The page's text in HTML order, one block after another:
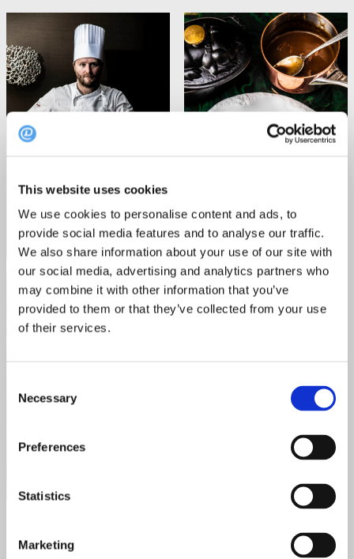
This website uses cookies
We use cookies to personalise content and ads, to
provide social media features and to analyse our traffic.
We also share information about your use of our site with
our social media, advertising and analytics partners who
may combine it with other information that you’ve
provided to them or that they’ve collected from your use
of their services.
Selection
Necessary
Preferences
Statistics
Marketing
Foto: Stian Broch
Det kan være en god idé å være litt tidlig ute med booking
av bord hos À L’aise i tiden fremover, restauranten har